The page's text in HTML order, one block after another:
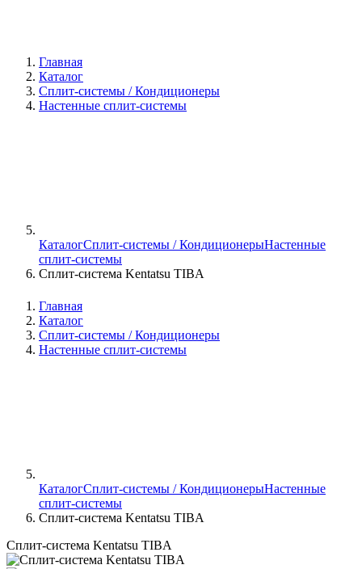
Главная
Каталог
Сплит-системы / Кондиционеры
Настенные сплит-системы
КаталогСплит-системы / КондиционерыНастенные
сплит-системы
Сплит-система Kentatsu TIBA
Главная
Каталог
Сплит-системы / Кондиционеры
Настенные сплит-системы
КаталогСплит-системы / КондиционерыНастенные
сплит-системы
Сплит-система Kentatsu TIBA
Сплит-система Kentatsu TIBA